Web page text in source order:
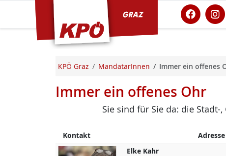
KPÖ Graz MandatarInnen Immer ein offenes
Immer ein offenes Ohr
Sie sind für Sie da: die Stadt-
Kontakt Adresse
Elke Kahr